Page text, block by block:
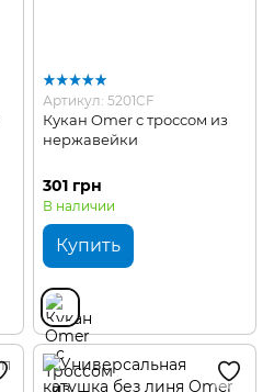
Артикул: 5201CF
Кукан Omer с троссом из
нержавейки
301 грн
В наличии
Купить